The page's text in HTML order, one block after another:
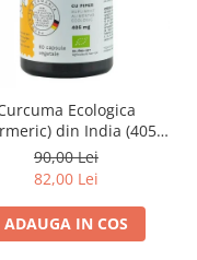
Ecologica
din India (405
Republica BIO, 60
capsule
90,00 Lei
82,00 Lei
ADAUGA IN COS